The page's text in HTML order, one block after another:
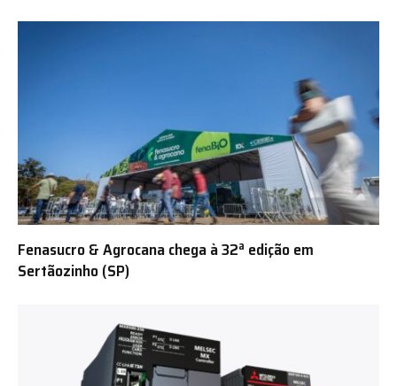
Fenasucro & Agrocana chega à 32ª edição em
Sertãozinho (SP)